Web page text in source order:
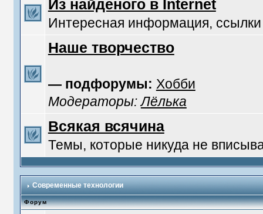
Из найденого в Internet
Интересная информация,
Наше творчество
— подфорумы: Хобби
Модераторы:Лёлька
Всякая всячина
Темы, которые никуда не
Современные технологии
Форум